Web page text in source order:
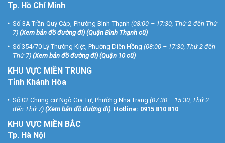
Tp. Hồ Chí Minh
Số 3A Trần Quý Cáp, Phường Bình Thạnh (08:00 – 17:30, Thứ 2 đến Thứ
7) (Xem bản đồ đường đi) (Quận Bình Thạnh cũ)
Số 354/70 Lý Thường Kiệt, Phường Diên Hồng (08:00 – 17:30, Thứ 2 đến
Thứ 7) (Xem bản đồ đường đi) (Quận 10 cũ)
KHU VỰC MIỀN TRUNG
Tỉnh Khánh Hòa
Số 02 Chung cư Ngô Gia Tự, Phường Nha Trang (07:30 – 15:30, Thứ 2
đến Thứ 7) (Xem bản đồ đường đi). Hotline: 0915 810 810
KHU VỰC MIỀN BẮC
Tp. Hà Nội